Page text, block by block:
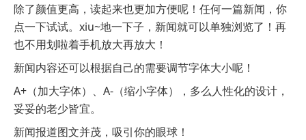
除了颜值更高，读起来也更加方便呢！任何一篇新闻，你
点一下试试。xiu~地一下子，新闻就可以单独浏览了！再
也不用划啦着手机放大再放大！
新闻内容还可以根据自己的需要调节字体大小呢！
A+（加大字体）、A-（缩小字体），多么人性化的设计，
妥妥的老少皆宜。
新闻报道图文并茂，吸引你的眼球！